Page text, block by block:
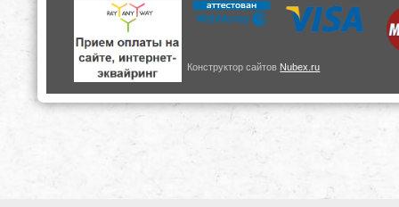
Конструктор сайтов Nubex.ru